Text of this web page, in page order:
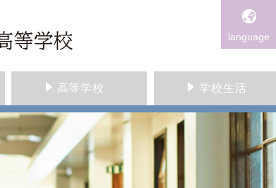
language
高等学校 学校生活